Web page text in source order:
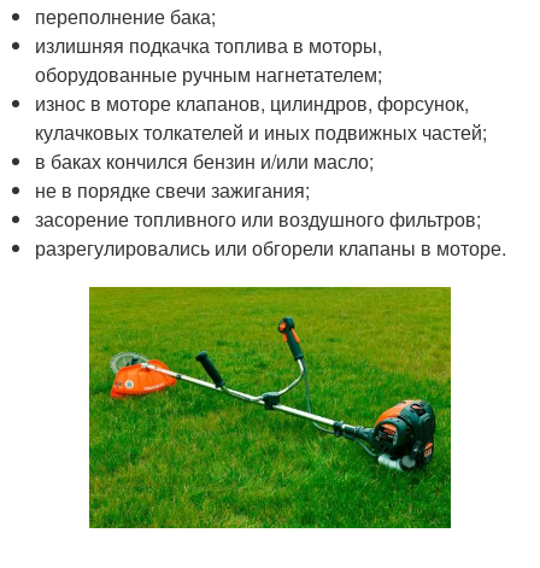
переполнение бака;
излишняя подкачка топлива в моторы,
оборудованные ручным нагнетателем;
износ в моторе клапанов, цилиндров, форсунок,
кулачковых толкателей и иных подвижных частей;
в баках кончился бензин и/или масло;
не в порядке свечи зажигания;
засорение топливного или воздушного фильтров;
разрегулировались или обгорели клапаны в моторе.